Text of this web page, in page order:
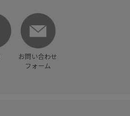
お問い合わせ
フォーム